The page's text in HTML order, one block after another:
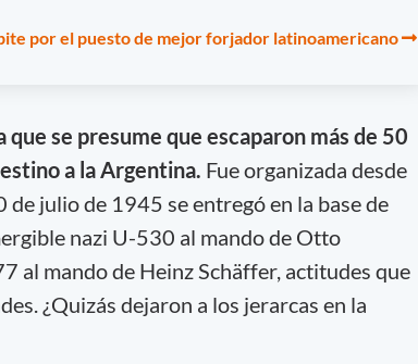
por el puesto de mejor forjador latinoamericano
se presume que escaparon más de 50
a la Argentina. Fue organizada desde
de julio de 1945 se entregó en la base de
nazi U-530 al mando de Otto
al mando de Heinz Schäffer, actitudes que
¿Quizás dejaron a los jerarcas en la